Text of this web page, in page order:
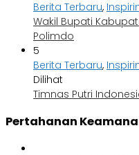
Berita Terbaru,
Wakil Bupati
Polimdo
5
Berita Terbaru,
Dilihat
Timnas Putri
Pertahanan